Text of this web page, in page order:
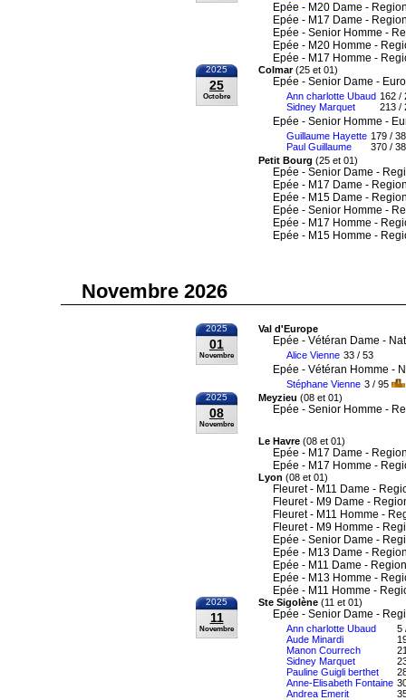
Epée - M20 Dame -
Epée - M17 Dame -
Epée - Senior Homme -
Epée - M20 Homme -
Epée - M17 Homme -
2025
25
Octobre
Colmar(25 et 01)
Epée - Senior Dame -
Ann charlotte Ubaud
Sidney Marquet
162 /
213 /
Epée - Senior Homme -
Guillaume Hayette
Paul Guillaume
179 /
370 /
Petit Bourg (25 et 01)
Epée - Senior Dame -
Epée - M17 Dame -
Epée - M15 Dame -
Epée - Senior Homme -
Epée - M17 Homme -
Epée - M15 Homme -
Novembre 2026
2025
01
Novembre
Val d'Europe
Epée - Vétéran Dame -
Alice Vienne 33 / 53
Epée - Vétéran Homme -
Stéphane Vienne 3 / 95
2025
08
Novembre
Meyzieu (08 et 01)
Epée - Senior Homme -
Le Havre (08 et 01)
Epée - M17 Dame -
Epée - M17 Homme -
Lyon (08 et 01)
Fleuret - M11 Dame -
Fleuret - M9 Dame -
Fleuret - M11 Homme -
Fleuret - M9 Homme -
Epée - Senior Dame -
Epée - M13 Dame -
Epée - M11 Dame -
Epée - M13 Homme -
Epée - M11 Homme -
2025
11
Novembre
Ste Sigolène (11 et 01)
Epée - Senior Dame -
Ann charlotte Ubaud
Aude Minardi
Manon Courrech
Sidney Marquet
Pauline Guigli berthet
Anne-Elisabeth Fontaine
Andrea Emerit
5